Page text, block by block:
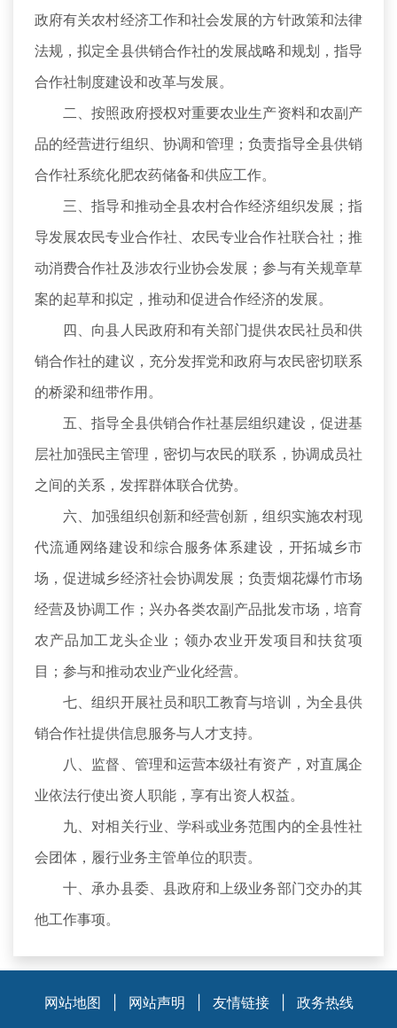
政府有关农村经济工作和社会发展的方针政策和法律
法规，拟定全县供销合作社的发展战略和规划，指导
合作社制度建设和改革与发展。
二、按照政府授权对重要农业生产资料和农副产
品的经营进行组织、协调和管理；负责指导全县供销
合作社系统化肥农药储备和供应工作。
三、指导和推动全县农村合作经济组织发展；指
导发展农民专业合作社、农民专业合作社联合社；推
动消费合作社及涉农行业协会发展；参与有关规章草
案的起草和拟定，推动和促进合作经济的发展。
四、向县人民政府和有关部门提供农民社员和供
销合作社的建议，充分发挥党和政府与农民密切联系
的桥梁和纽带作用。
五、指导全县供销合作社基层组织建设，促进基
层社加强民主管理，密切与农民的联系，协调成员社
之间的关系，发挥群体联合优势。
六、加强组织创新和经营创新，组织实施农村现
代流通网络建设和综合服务体系建设，开拓城乡市
场，促进城乡经济社会协调发展；负责烟花爆竹市场
经营及协调工作；兴办各类农副产品批发市场，培育
农产品加工龙头企业；领办农业开发项目和扶贫项
目；参与和推动农业产业化经营。
七、组织开展社员和职工教育与培训，为全县供
销合作社提供信息服务与人才支持。
八、监督、管理和运营本级社有资产，对直属企
业依法行使出资人职能，享有出资人权益。
九、对相关行业、学科或业务范围内的全县性社
会团体，履行业务主管单位的职责。
十、承办县委、县政府和上级业务部门交办的其
他工作事项。
网站地图 网站声明 友情链接 政务热线